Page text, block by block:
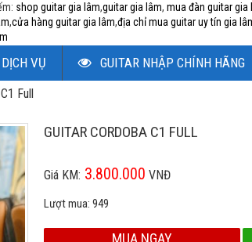
shop guitar gia lâm,guitar gia lâm, mua đàn guitar gia
,cửa hàng guitar gia lâm,địa chỉ mua guitar uy tín gia
DỊCH VỤ GUITAR NHẬP CHÍNH HÃNG
Full
GUITAR CORDOBA C1 FULL
Giá KM: 3.800.000 VNĐ
Lượt mua: 949
MUA NGAY